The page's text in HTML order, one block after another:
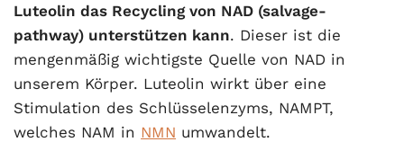
Luteolin das Recycling von NAD (salvage-
pathway) unterstützen kann. Dieser ist die
mengenmäßig wichtigste Quelle von NAD in
unserem Körper. Luteolin wirkt über eine
Stimulation des Schlüsselenzyms, NAMPT,
welches NAM in NMN umwandelt.